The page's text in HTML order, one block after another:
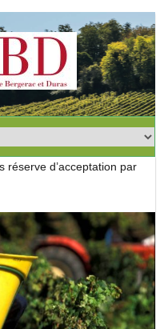
d’acceptation par